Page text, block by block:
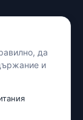
42, да
и